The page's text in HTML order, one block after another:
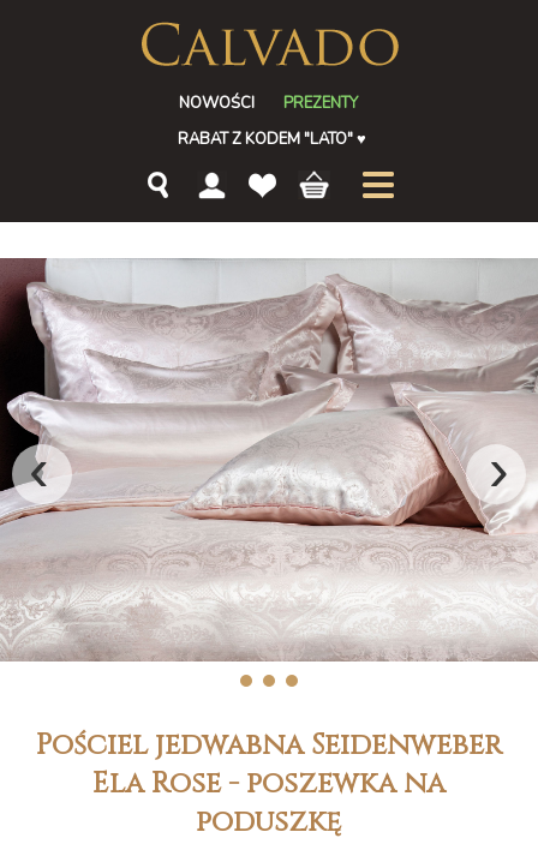
NOWOŚCI
PREZENTY
RABAT Z KODEM "LATO"♥
‹ ›
1 2 3
Pościel jedwabna Seidenweber
Ela Rose - poszewka na
poduszkę